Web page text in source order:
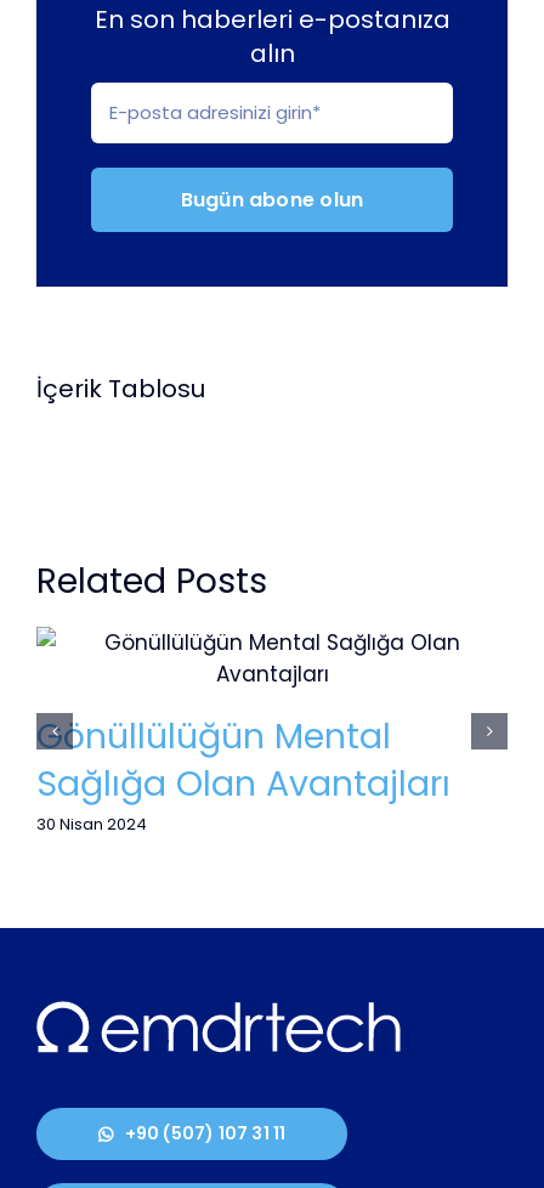
En son haberleri e-postanıza
alın
Bugün abone olun
İçerik Tablosu
Related Posts
Dijital Minimalizm
16 Nisan 2024
info@emdrtech.com